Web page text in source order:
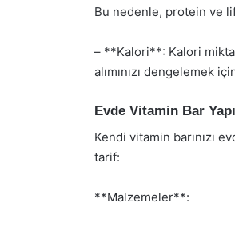
Bu nedenle, protein ve
– **Kalori**: Kalori
alımınızı dengelemek
Evde Vitamin Bar
Kendi vitamin barınızı
tarif:
**Malzemeler**: